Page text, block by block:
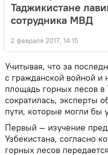
Таджикистане
сотрудника МВД
2 февраля 2017, 14:15
Учитывая, что за
с гражданской войной и
площадь горных лесов в
сократилась, эксперты
пути, которые могли бы
Первый — изучение
Узбекистана, согласно
горных лесов